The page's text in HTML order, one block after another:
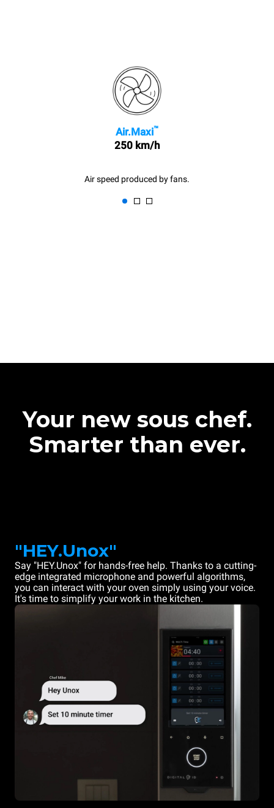
Air.Maxi™
250 km/h
Air speed produced by fans.
Your new sous chef.
Smarter than ever.
"HEY.Unox"
Say "HEY.Unox" for hands-free help. Thanks to a cutting-
edge integrated microphone and powerful algorithms,
you can interact with your oven simply using your voice.
It's time to simplify your work in the kitchen.